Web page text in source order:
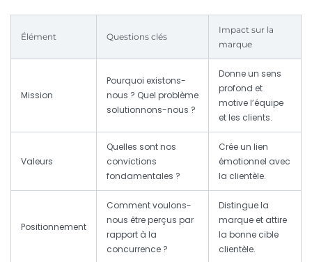
Élément Questions clés
Impact sur la
marque
Mission
Pourquoi existons-
nous ? Quel problème
solutionnons-nous ?
Donne un sens
profond et
motive l’équipe
et les clients.
Valeurs
Quelles sont nos
convictions
fondamentales ?
Crée un lien
émotionnel avec
la clientèle.
Positionnement
Comment voulons-
nous être perçus par
rapport à la
concurrence ?
Distingue la
marque et attire
la bonne cible
clientèle.